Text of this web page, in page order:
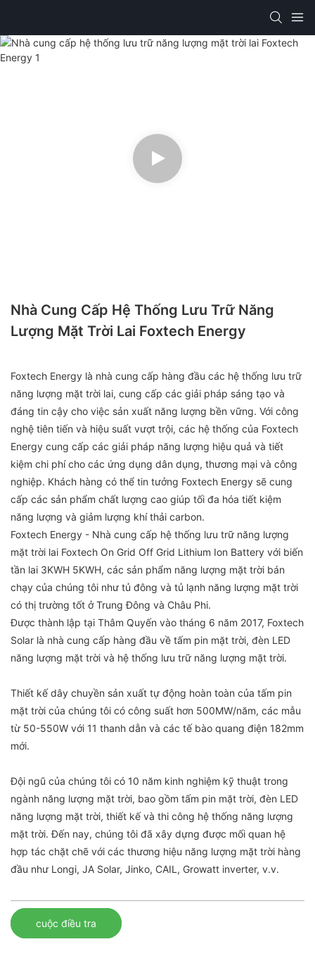
Nhà Cung Cấp Hệ Thống Lưu Trữ Năng
Lượng Mặt Trời Lai Foxtech Energy
Foxtech Energy là nhà cung cấp hàng đầu các hệ thống lưu trữ
năng lượng mặt trời lai, cung cấp các giải pháp sáng tạo và
đáng tin cậy cho việc sản xuất năng lượng bền vững. Với công
nghệ tiên tiến và hiệu suất vượt trội, các hệ thống của Foxtech
Energy cung cấp các giải pháp năng lượng hiệu quả và tiết
kiệm chi phí cho các ứng dụng dân dụng, thương mại và công
nghiệp. Khách hàng có thể tin tưởng Foxtech Energy sẽ cung
cấp các sản phẩm chất lượng cao giúp tối đa hóa tiết kiệm
năng lượng và giảm lượng khí thải carbon.
Foxtech Energy - Nhà cung cấp hệ thống lưu trữ năng lượng
mặt trời lai Foxtech On Grid Off Grid Lithium Ion Battery với biến
tần lai 3KWH 5KWH, các sản phẩm năng lượng mặt trời bán
chạy của chúng tôi như tủ đông và tủ lạnh năng lượng mặt trời
có thị trường tốt ở Trung Đông và Châu Phi.
Được thành lập tại Thâm Quyến vào tháng 6 năm 2017, Foxtech
Solar là nhà cung cấp hàng đầu về tấm pin mặt trời, đèn LED
năng lượng mặt trời và hệ thống lưu trữ năng lượng mặt trời.
Thiết kế dây chuyền sản xuất tự động hoàn toàn của tấm pin
mặt trời của chúng tôi có công suất hơn 500MW/năm, các mẫu
từ 50-550W với 11 thanh dẫn và các tế bào quang điện 182mm
mới.
Đội ngũ của chúng tôi có 10 năm kinh nghiệm kỹ thuật trong
ngành năng lượng mặt trời, bao gồm tấm pin mặt trời, đèn LED
năng lượng mặt trời, thiết kế và thi công hệ thống năng lượng
mặt trời. Đến nay, chúng tôi đã xây dựng được mối quan hệ
hợp tác chặt chẽ với các thương hiệu năng lượng mặt trời hàng
đầu như Longi, JA Solar, Jinko, CAIL, Growatt inverter, v.v.
cuộc điều tra